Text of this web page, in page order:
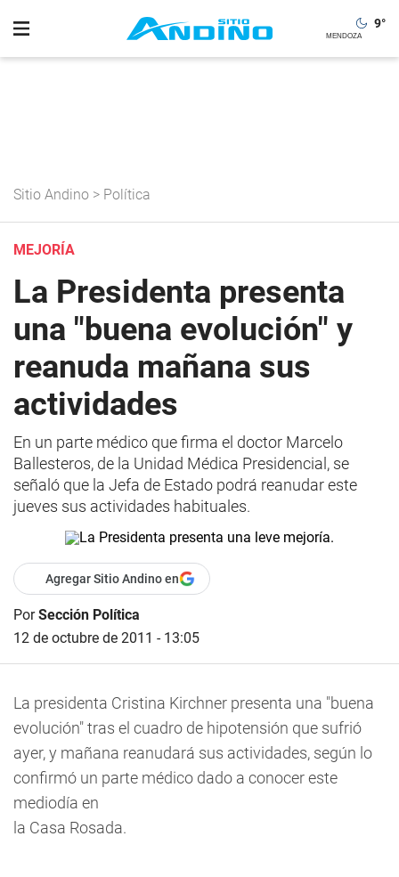
9°
Sitio Andino > Política
MEJORÍA
La Presidenta presenta
una "buena evolución" y
reanuda mañana sus
actividades
En un parte médico que firma el doctor Marcelo
Ballesteros, de la Unidad Médica Presidencial, se
señaló que la Jefa de Estado podrá reanudar este
jueves sus actividades habituales.
Agregar Sitio Andino en
PorSección Política
12 de octubre de 2011 - 13:05
La presidenta Cristina Kirchner presenta una "buena
evolución" tras el cuadro de hipotensión que sufrió
ayer, y mañana reanudará sus actividades, según lo
confirmó un parte médico dado a conocer este
mediodía en
la Casa Rosada.